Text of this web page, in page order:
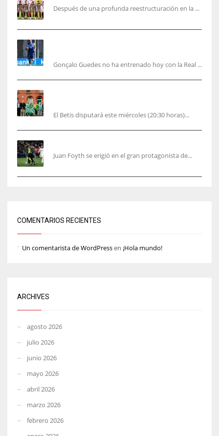
Después de una profunda reestructuración en la ...
Gonçalo Guedes no ha entrenado hoy con la Real ...
El Betis disputará este miércoles (20:30 horas)...
Juan Foyth se erigió en el gran protagonista de...
COMENTARIOS RECIENTES
Un comentarista de WordPressen ¡Hola mundo!
ARCHIVES
agosto 2026
julio 2026
junio 2026
mayo 2026
abril 2026
marzo 2026
febrero 2026